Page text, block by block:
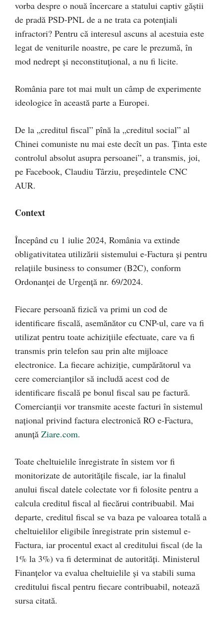
vorba despre o nouă încercare a statului captiv găștii
de pradă PSD-PNL de a ne trata ca potențiali
infractori? Pentru că interesul ascuns al acestuia este
legat de veniturile noastre, pe care le prezumă, în
mod nedrept și neconstituțional, a nu fi licite.
România pare tot mai mult un câmp de experimente
ideologice în această parte a Europei.
De la „creditul fiscal” pînă la „creditul social” al
Chinei comuniste nu mai este decît un pas. Ținta este
controlul absolut asupra persoanei”, a transmis, joi,
pe Facebook, Claudiu Târziu, președintele CNC
AUR.
Context
Începând cu 1 iulie 2024, România va extinde
obligativitatea utilizării sistemului e-Factura și pentru
relațiile business to consumer (B2C), conform
Ordonanței de Urgență nr. 69/2024.
Fiecare persoană fizică va primi un cod de
identificare fiscală, asemănător cu CNP-ul, care va fi
utilizat pentru toate achizițiile efectuate, care va fi
transmis prin telefon sau prin alte mijloace
electronice. La fiecare achiziție, cumpărătorul va
cere comercianților să includă acest cod de
identificare fiscală pe bonul fiscal sau pe factură.
Comercianții vor transmite aceste facturi în sistemul
național privind factura electronică RO e-Factura,
anunță Ziare.com.
Toate cheltuielile înregistrate în sistem vor fi
monitorizate de autoritățile fiscale, iar la finalul
anului fiscal datele colectate vor fi folosite pentru a
calcula creditul fiscal al fiecărui contribuabil. Mai
departe, creditul fiscal se va baza pe valoarea totală a
cheltuielilor eligibile înregistrate prin sistemul e-
Factura, iar procentul exact al creditului fiscal (de la
1% la 3%) va fi determinat de autorități. Ministerul
Finanțelor va evalua cheltuielile și va stabili suma
creditului fiscal pentru fiecare contribuabil, notează
sursa citată.